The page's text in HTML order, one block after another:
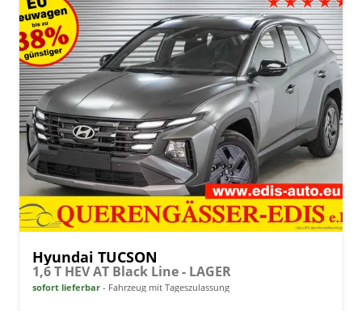
Hyundai TUCSON
1,6 T HEV AT Black Line - LAGER
sofort lieferbar Fahrzeug mit Tageszulassung